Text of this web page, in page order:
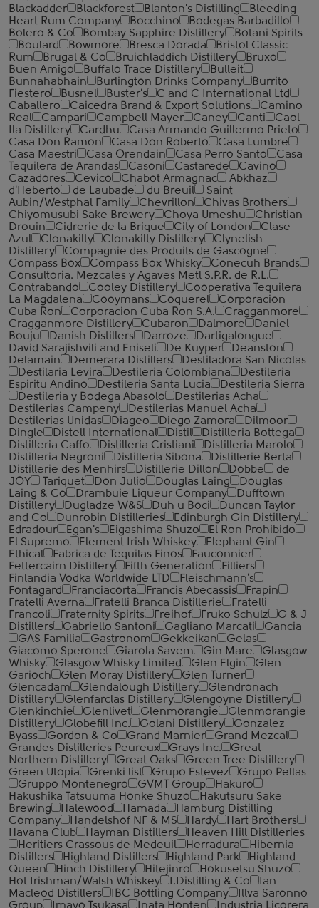
Blackadder
Blackforest Blanton's Distilling
Bleeding
Heart Rum Company
Bocchino
Bodegas Barbadillo
Bolero & Co
Bombay Sapphire Distillery
Botani Spirits
Boulard
Bowmore Bresca Dorada
Bristol Classic
Rum
Brugal & Co Bruichladdich Distillery
Bruxo
Buen Amigo
Buffalo Trace Distillery
Bulleit
Bunnahabhain
Burlington Drinks Company
Burrito
Fiestero
Busnel Buster's
C and C International Ltd
Caballero
Caicedra Brand & Export Solutions
Camino
Real
Campari Campbell Mayer Caney Canti
Caol
Ila Distillery
Cardhu
Casa Armando Guillermo Prieto
Casa Don Ramon
Casa Don Roberto
Casa Lumbre
Casa Maestri
Casa Orendain Casa Perro Santo
Casa
Tequilera de Arandas
Casoni Castarede
Cavino
Cazadores
Cevico Chabot Armagnac
Abkhaz
d'Heberto
de Laubade du Breuil
Saint
Aubin/Westphal Family
Chevrillon
Chivas Brothers
Chiyomusubi Sake Brewery
Choya Umeshu
Christian
Drouin
Cidrerie de la Brique City of London
Clase
Azul
Clonakilty Clonakilty Distillery
Clynelish
Distillery
Compagnie des Produits de Gascogne
Compass Box
Compass Box Whisky
Conecuh Brands
Consultoria. Mezcales y Agaves Metl S.P.R. de R.L.
Contrabando
Cooley Distillery
Cooperativa Tequilera
La Magdalena
Cooymans Coquerel
Corporacion
Cuba Ron
Corporacion Cuba Ron S.A.
Cragganmore
Cragganmore Distillery
Cubaron Dalmore
Daniel
Bouju
Danish Distillers Darroze
Dartigalongue
David Sarajishvili and Eniseli
De Kuyper
Deanston
Delamain
Demerara Distillers
Destiladora San Nicolas
Destilaria Levira
Destileria Colombiana
Destileria
Espiritu Andino
Destileria Santa Lucia
Destileria Sierra
Destileria y Bodega Abasolo
Destilerias Acha
Destilerias Campeny
Destilerias Manuel Acha
Destilerias Unidas
Diageo Diego Zamora
Dilmoor
Dingle
Distell International Distil
Distilleria Bottega
Distilleria Caffo
Distilleria Cristiani
Distilleria Marolo
Distilleria Negroni
Distilleria Sibona
Distillerie Berta
Distillerie des Menhirs
Distillerie Dillon Dobbe
de
JOY
Tariquet Don Julio Douglas Laing
Douglas
Laing & Co
Drambuie Liqueur Company
Dufftown
Distillery
Dugladze W&S Duh u Boci
Duncan Taylor
and Co
Dunrobin Distilleries
Edinburgh Gin Distillery
Edradour
Egan's Eigashima Shuzo
El Ron Prohibido
El Supremo
Element Irish Whiskey
Elephant Gin
Ethical
Fabrica de Tequilas Finos
Fauconnier
Fettercairn Distillery
Fifth Generation
Filliers
Finlandia Vodka Worldwide LTD
Fleischmann's
Fontagard
Franciacorta Francis Abecassis
Frapin
Fratelli Averna
Fratelli Branca Distillerie
Fratelli
‎Francoli
Fraternity Spirits Freihof Fruko Schulz
G & J
Distillers
Gabriello Santoni Gagliano Marcati
Gancia
GAS Familia
Gastronom Gekkeikan
Gelas
Giacomo Sperone
Giarola Savem Gin Mare
Glasgow
Whisky
Glasgow Whisky Limited Glen Elgin
Glen
Garioch
Glen Moray Distillery
Glen Turner
Glencadam
Glendalough Distillery
Glendronach
Distillery
Glenfarclas Distillery
Glengoyne Distillery
Glenkinchie
Glenlivet Glenmorangie
Glenmorangie
Distillery
Globefill Inc. Golani Distillery
Gonzalez
Byass
Gordon & Co Grand Marnier
Grand Mezcal
Grandes Distilleries Peureux
Grays Inc.
Great
Northern Distillery
Great Oaks
Green Tree Distillery
Green Utopia
Grenki list Grupo Estevez
Grupo Pellas
Gruppo Montenegro
GVMT Group
Hakuro
Hakushika Tatsuuma Honke Shuzo
Hakutsuru Sake
Brewing
Halewood Hamada
Hamburg Distilling
Company
Handelshof NF & MS Hardy
Hart Brothers
Havana Club
Hayman Distillers
Heaven Hill Distilleries
Heritiers Crassous de Medeuil
Herradura
Hibernia
Distillers
Highland Distillers Highland Park
Highland
Queen
Hinch Distillery Hitejinro
Hokusetsu Shuzo
Hot Irishman/Walsh Whiskey
I.Distilling & Co
Ian
Macleod Distillers
IBC Bottling Company
Illva Saronno